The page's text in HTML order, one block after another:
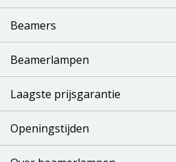
Beamers
Beamerlampen
Laagste prijsgarantie
Openingstijden